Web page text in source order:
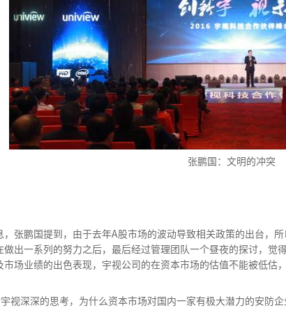
张鹏国：文明的冲突
张鹏国提到，由于去年A股市场的波动导致相关政策的出台，
出一系列的努力之后，最后经过管理团队一个昼夜的探讨，
场业绩的出色表现，宇视公司的在资本市场的估值不能被低估
视深深的思考，为什么资本市场对国内一家有极大潜力的安防企